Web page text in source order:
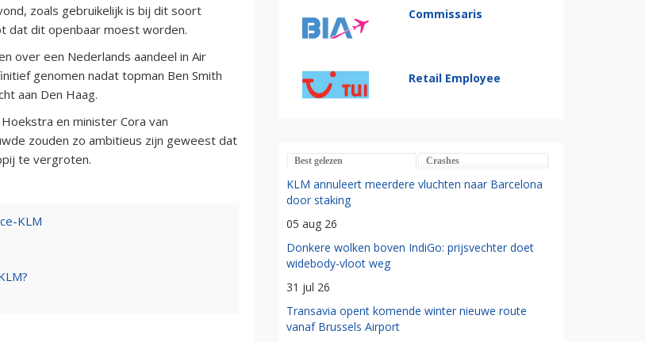
zoals gebruikelijk is bij dit soort
dat dit openbaar moest worden.
over een Nederlands aandeel in Air
genomen nadat topman Ben Smith
aan Den Haag.
en minister Cora van
zouden zo ambitieus zijn geweest dat
te vergroten.
KLM
Commissaris
Retail Employee
Best gelezen Crashes
KLM annuleert meerdere vluchten naar Barcelona
door staking
05 aug 26
Donkere wolken boven IndiGo: prijsvechter doet
widebody-vloot weg
31 jul 26
Transavia opent komende winter nieuwe route
vanaf Brussels Airport